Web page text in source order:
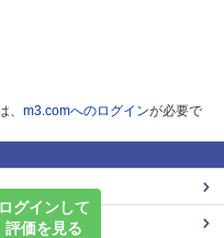
、 m3.comへのログインが必要で
ログインして
評価を見る